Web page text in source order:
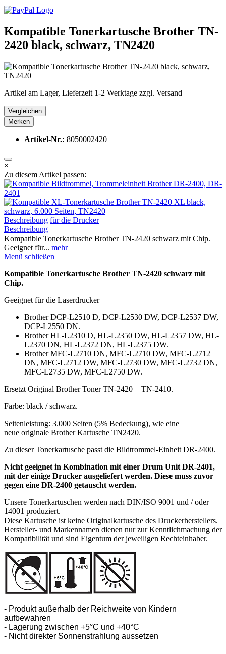
Kompatible Tonerkartusche Brother TN-
2420 black, schwarz, TN2420
Artikel am Lager, Lieferzeit 1-2 Werktage zzgl. Versand
Vergleichen
Merken
Artikel-Nr.: 8050002420
×
Zu diesem Artikel passen:
Beschreibung für die Drucker
Beschreibung
Kompatible Tonerkartusche Brother TN-2420 schwarz mit Chip.
Geeignet für... mehr
Menü schließen
Kompatible Tonerkartusche Brother TN-2420 schwarz mit
Chip.
Geeignet für die Laserdrucker
Brother DCP-L2510 D, DCP-L2530 DW, DCP-L2537 DW,
DCP-L2550 DN.
Brother HL-L2310 D, HL-L2350 DW, HL-L2357 DW, HL-
L2370 DN, HL-L2372 DN, HL-L2375 DW.
Brother MFC-L2710 DN, MFC-L2710 DW, MFC-L2712
DN, MFC-L2712 DW, MFC-L2730 DW, MFC-L2732 DN,
MFC-L2735 DW, MFC-L2750 DW.
Ersetzt Original Brother Toner TN-2420 + TN-2410.
Farbe: black / schwarz.
Seitenleistung: 3.000 Seiten (5% Bedeckung), wie eine
neue originale Brother Kartusche TN2420.
Zu dieser Tonerkartusche passt die Bildtrommel-Einheit DR-2400.
Nicht geeignet in Kombination mit einer Drum Unit DR-2401,
mit der einige Drucker ausgeliefert werden. Diese muss zuvor
gegen eine DR-2400 getauscht werden.
Unsere Tonerkartuschen werden nach DIN/ISO 9001 und / oder
14001 produziert.
Diese Kartusche ist keine Originalkartusche des Druckerherstellers.
Hersteller- und Markennamen dienen nur zur Kenntlichmachung der
Kompatibilität und sind Eigentum der jeweiligen Rechteinhaber.
- Produkt außerhalb der Reichweite von Kindern
aufbewahren
- Lagerung zwischen +5°C und +40°C
- Nicht direkter Sonnenstrahlung aussetzen